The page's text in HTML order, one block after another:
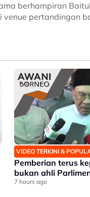
berhampiran
venue pertandingan
VIDEO TERKINI &
Pemberian terus
bukan ahli
7 hours ago